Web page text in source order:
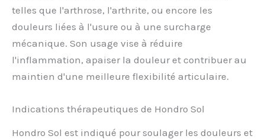
telles que l'arthrose, l'arthrite, ou encore les
douleurs liées à l'usure ou à une surcharge
mécanique. Son usage vise à réduire
l'inflammation, apaiser la douleur et contribuer au
maintien d'une meilleure flexibilité articulaire.
Indications thérapeutiques de Hondro Sol
Hondro Sol est indiqué pour soulager les douleurs et